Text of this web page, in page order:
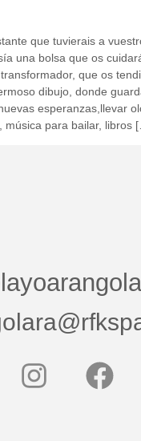
que tuvierais a
una bolsa que os
que os
dibujo, donde
esperanzas,llevar
música para bailar, libros